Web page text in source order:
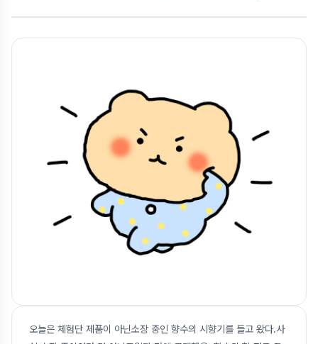
오늘은 체험단 제품이 아닌소장 중인 향수의 시향기를 들고 왔다.사